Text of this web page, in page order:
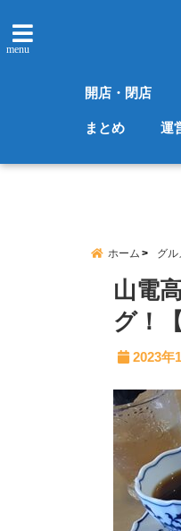
menu
開店・閉店
まとめ 運
ホーム グル
山電
グ！
2023年